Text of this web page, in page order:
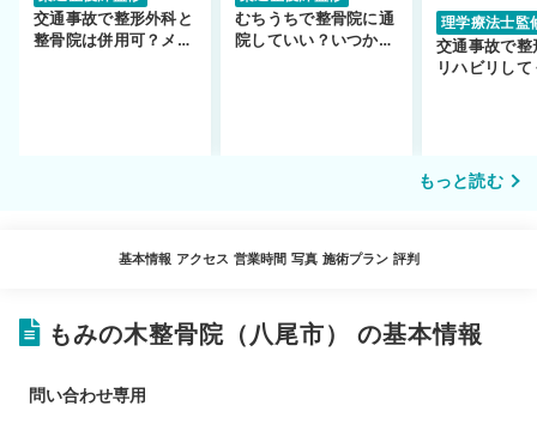
交通事故で整形外科と
整骨院は併用可？メリ
むちうちで整骨院に通
院していい？いつから
理学療法士監
交通事故で整
リハビリして
もっと読む
基本情報 アクセス 営業時間 写真 施術プラン 評判
もみの木整骨院（八尾市） の基本情報
問い合わせ専用